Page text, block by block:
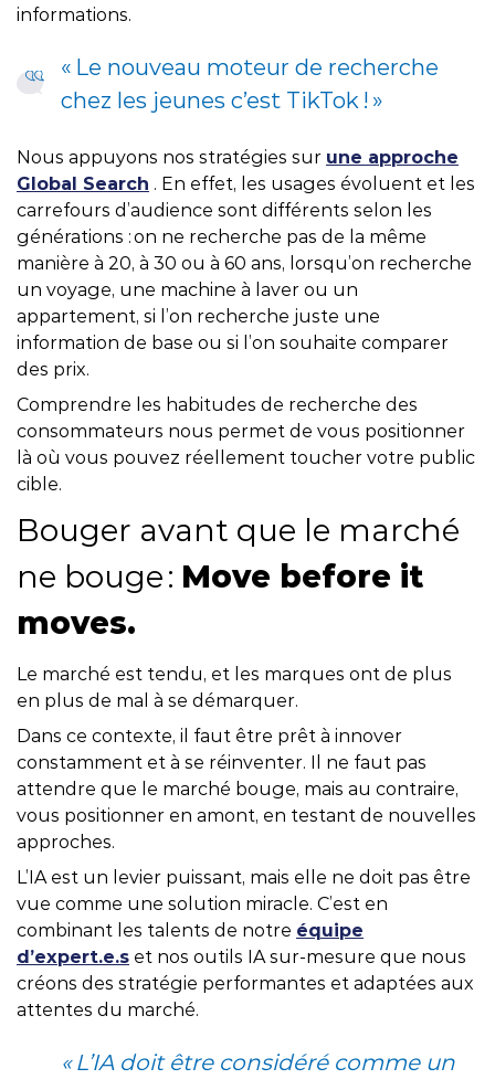
informations.
« Le nouveau moteur de recherche
chez les jeunes c’est TikTok ! »
Nous appuyons nos stratégies sur une approche
Global Search . En effet, les usages évoluent et les
carrefours d’audience sont différents selon les
générations : on ne recherche pas de la même
manière à 20, à 30 ou à 60 ans, lorsqu’on recherche
un voyage, une machine à laver ou un
appartement, si l’on recherche juste une
information de base ou si l’on souhaite comparer
des prix.
Comprendre les habitudes de recherche des
consommateurs nous permet de vous positionner
là où vous pouvez réellement toucher votre public
cible.
Bouger avant que le marché
ne bouge : Move before it
moves.
Le marché est tendu, et les marques ont de plus
en plus de mal à se démarquer.
Dans ce contexte, il faut être prêt à innover
constamment et à se réinventer. Il ne faut pas
attendre que le marché bouge, mais au contraire,
vous positionner en amont, en testant de nouvelles
approches.
L’IA est un levier puissant, mais elle ne doit pas être
vue comme une solution miracle. C’est en
combinant les talents de notre équipe
d’expert.e.s et nos outils IA sur-mesure que nous
créons des stratégie performantes et adaptées aux
attentes du marché.
« L’IA doit être considéré comme un